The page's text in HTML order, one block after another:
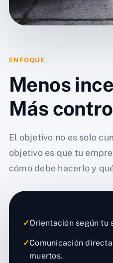
ENFOQUE
Menos
Más
El objetivo no es solo
objetivo es que tu
cómo debe hacerlo y
✓Orientación según tu
✓Comunicación
muertos.